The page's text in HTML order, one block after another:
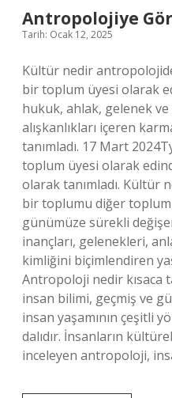
Antropolojiye
Tarih: Ocak 12, 2025
Kültür nedir
bir toplum üyesi olarak
hukuk, ahlak, gelenek
alışkanlıkları içeren
tanımladı. 17 Mart
toplum üyesi olarak
olarak tanımladı. Kültür
bir toplumu diğer
günümüze sürekli
inançları, gelenekleri,
kimliğini biçimlendiren
Antropoloji nedir kısaca
insan bilimi, geçmiş ve
insan yaşamının çeşitli
dalıdır. İnsanların
inceleyen antropoloji,